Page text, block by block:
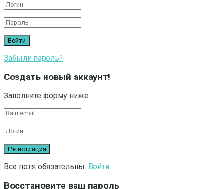
Забыли пароль?
Создать новый аккаунт!
Заполните форму ниже
Все поля обязательны. Войти
Восстановите ваш пароль